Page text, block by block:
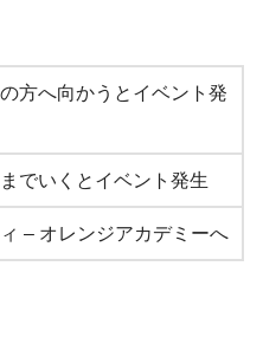
方へ向かうとイベント発
でいくとイベント発生
– オレンジアカデミーへ